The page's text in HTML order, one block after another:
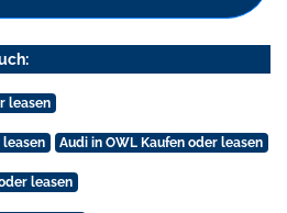
leasen
leasen Audi in OWL Kaufen oder leasen
leasen